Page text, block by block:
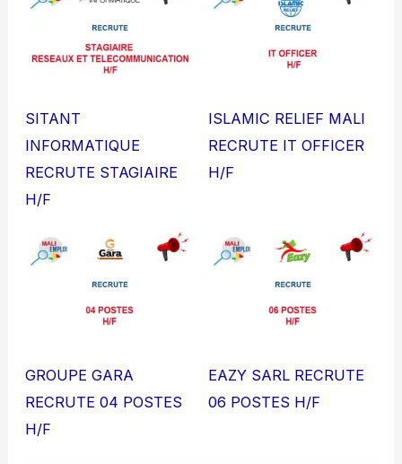
SITANT
INFORMATIQUE
RECRUTE STAGIAIRE
H/F
ISLAMIC RELIEF MALI
RECRUTE IT OFFICER
H/F
GROUPE GARA
RECRUTE 04 POSTES
H/F
EAZY SARL RECRUTE
06 POSTES H/F